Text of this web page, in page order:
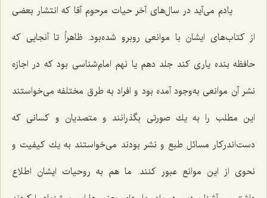
یادم می‌آید در سال‌های آخر حیات مرحوم آقا كه انتشار بعضی
از كتاب‌های ایشان با موانعی روبرو شده‌بود. ظاهراً تا آنجایی كه
حافظه بنده یاری كند جلد دهم یا نهم امام‌شناسی بود كه در اجازه
نشر آن موانعی به‌وجود آمده بود و افراد به طرق مختلفه می‌خواستند
این مطلب را به یك صورتی بگذرانند و متصدیان و كسانی كه
دست‌اندركار مسائل طبع و نشر بودند می‌خواستند به یك كیفیت و
نحوی از این موانع عبور كنند. ما هم به روحیات ایشان اطلاع